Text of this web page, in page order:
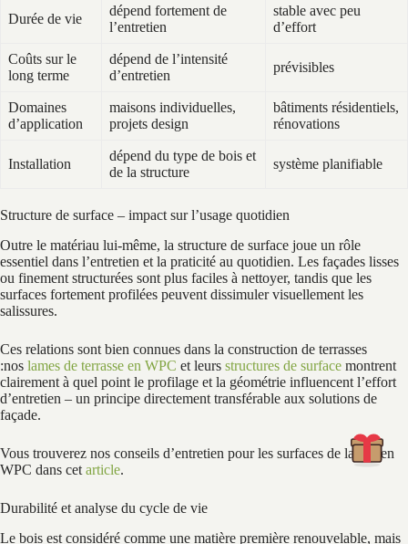
Durée de vie
dépend fortement de
l’entretien
stable avec peu
d’effort
Coûts sur le
long terme
dépend de l’intensité
d’entretien
prévisibles
Domaines
d’application
maisons individuelles,
projets design
bâtiments résidentiels,
rénovations
Installation
dépend du type de bois et
de la structure
système planifiable
Structure de surface – impact sur l’usage quotidien
Outre le matériau lui-même, la structure de surface joue un rôle
essentiel dans l’entretien et la praticité au quotidien. Les façades lisses
ou finement structurées sont plus faciles à nettoyer, tandis que les
surfaces fortement profilées peuvent dissimuler visuellement les
salissures.
Ces relations sont bien connues dans la construction de terrasses
:nos lames de terrasse en WPC et leurs structures de surface montrent
clairement à quel point le profilage et la géométrie influencent l’effort
d’entretien – un principe directement transférable aux solutions de
façade.
Vous trouverez nos conseils d’entretien pour les surfaces de lames en
WPC dans cet article.
Durabilité et analyse du cycle de vie
Le bois est considéré comme une matière première renouvelable, mais